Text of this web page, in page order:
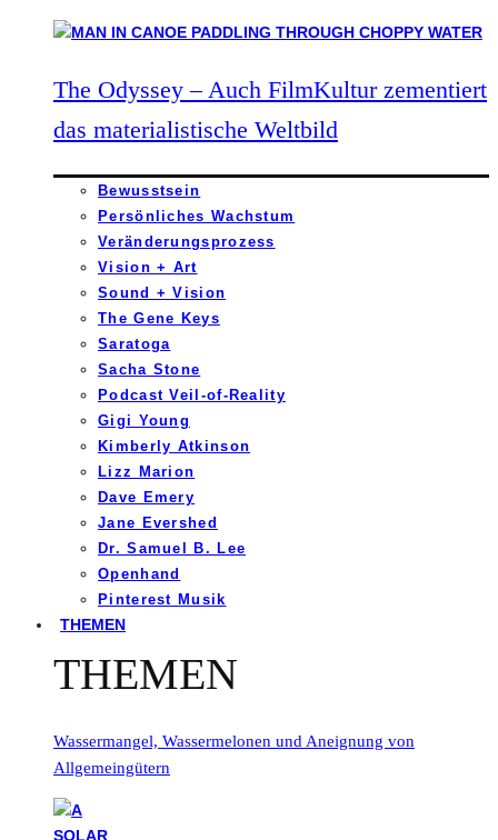
The Odyssey – Auch FilmKultur zementiert
das materialistische Weltbild
Bewusstsein
Persönliches Wachstum
Veränderungsprozess
Vision + Art
Sound + Vision
The Gene Keys
Saratoga
Sacha Stone
Podcast Veil-of-Reality
Gigi Young
Kimberly Atkinson
Lizz Marion
Dave Emery
Jane Evershed
Dr. Samuel B. Lee
Openhand
Pinterest Musik
THEMEN
THEMEN
Wassermangel, Wassermelonen und Aneignung von
Allgemeingütern